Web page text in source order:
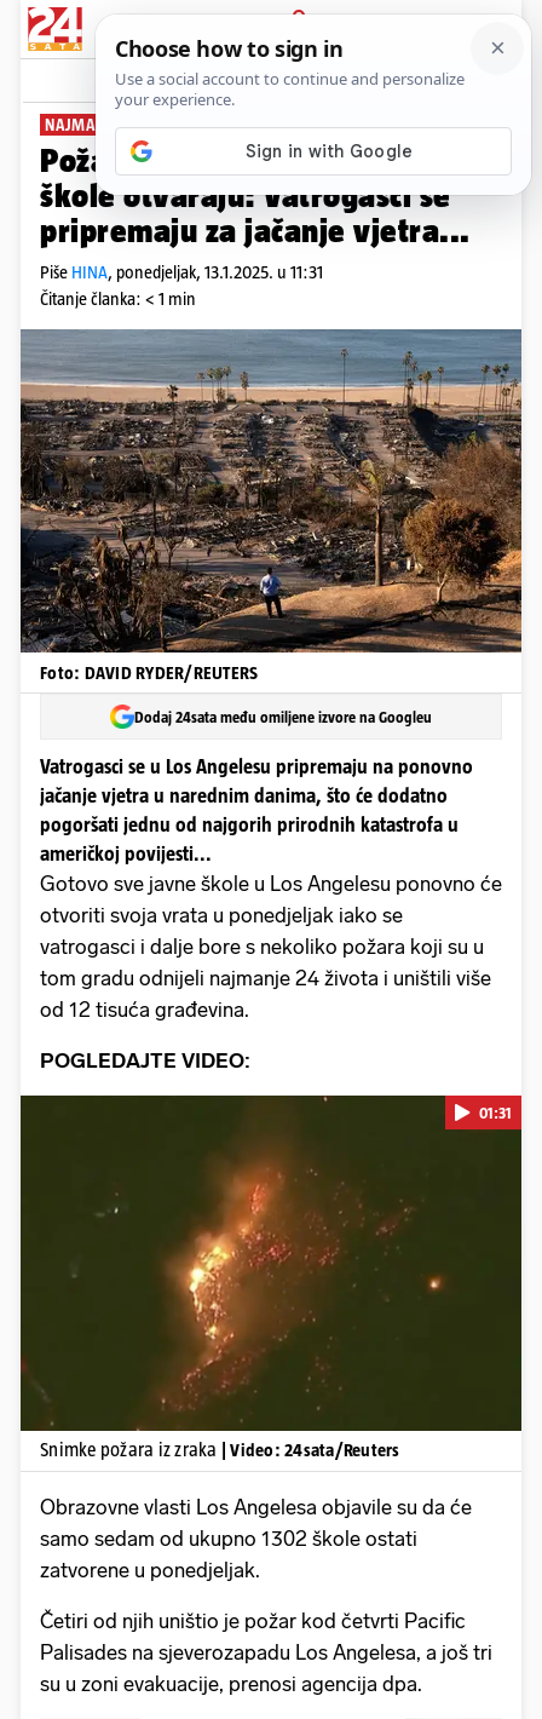
PRIJAVA
News Komentari
NAJMANJE 24 MRTVIH U BUKTINJI
Požari još haraju LA-om, ali se
škole otvaraju: Vatrogasci se
pripremaju za jačanje vjetra...
Piše HINA, ponedjeljak, 13.1.2025. u 11:31
Čitanje članka: < 1 min
Foto: DAVID RYDER/REUTERS
Dodaj 24sata među omiljene izvore na Googleu
Vatrogasci se u Los Angelesu pripremaju na ponovno
jačanje vjetra u narednim danima, što će dodatno
pogoršati jednu od najgorih prirodnih katastrofa u
američkoj povijesti...
Gotovo sve javne škole u Los Angelesu ponovno će
otvoriti svoja vrata u ponedjeljak iako se
vatrogasci i dalje bore s nekoliko požara koji su u
tom gradu odnijeli najmanje 24 života i uništili više
od 12 tisuća građevina.
POGLEDAJTE VIDEO:
Pokretanje videa...
01:31
Snimke požara iz zraka | Video: 24sata/Reuters
Obrazovne vlasti Los Angelesa objavile su da će
samo sedam od ukupno 1302 škole ostati
zatvorene u ponedjeljak.
Četiri od njih uništio je požar kod četvrti Pacific
Palisades na sjeverozapadu Los Angelesa, a još tri
su u zoni evakuacije, prenosi agencija dpa.